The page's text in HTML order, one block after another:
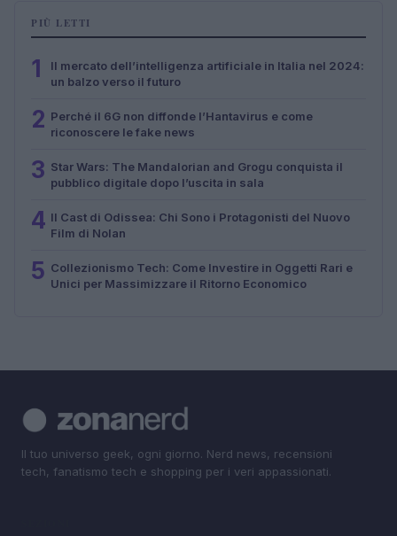
PIÙ LETTI
1
Il mercato dell’intelligenza artificiale in Italia nel 2024:
un balzo verso il futuro
2 Perché il 6G non diffonde l’Hantavirus e come
riconoscere le fake news
3 Star Wars: The Mandalorian and Grogu conquista il
pubblico digitale dopo l’uscita in sala
4 Il Cast di Odissea: Chi Sono i Protagonisti del Nuovo
Film di Nolan
5 Collezionismo Tech: Come Investire in Oggetti Rari e
Unici per Massimizzare il Ritorno Economico
Il tuo universo geek, ogni giorno. Nerd news, recensioni
tech, fanatismo tech e shopping per i veri appassionati.